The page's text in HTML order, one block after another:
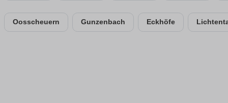
Oosscheuern Gunzenbach Eckhöfe